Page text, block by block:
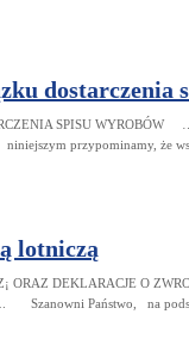
dostarczenia
SPISU
przypominamy, że
lotniczą
ORAZ
Państwo, na